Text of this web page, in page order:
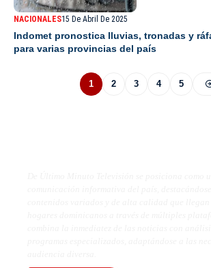
NACIONALES15 De Abril De 2025
Indomet pronostica lluvias, tronadas y
para varias provincias del país
1 2 3 4 5